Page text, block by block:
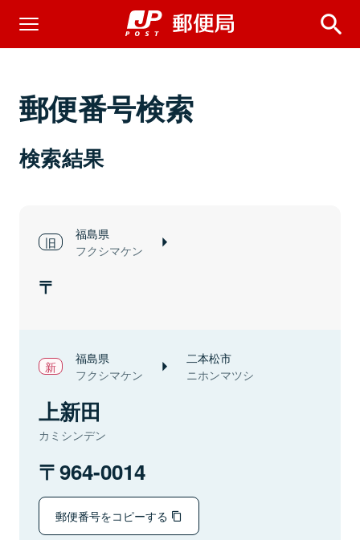
郵便番号検索
検索結果
福島県
フクシマケン
福島県
フクシマケン
二本松市
ニホンマツシ
上新田
カミシンデン
964-0014
郵便番号をコピーする